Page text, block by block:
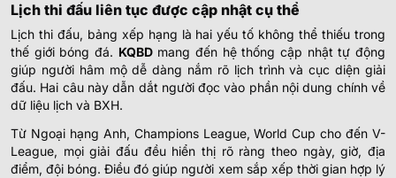
Lịch thi đấu liên tục được cập nhật cụ thể
Lịch thi đấu, bảng xếp hạng là hai yếu tố không thể thiếu trong
thế giới bóng đá. KQBDmang đến hệ thống cập nhật tự động
giúp người hâm mộ dễ dàng nắm rõ lịch trình và cục diện giải
đấu. Hai câu này dẫn dắt người đọc vào phần nội dung chính về
dữ liệu lịch và BXH.
Từ Ngoại hạng Anh, Champions League, World Cup cho đến V-
League, mọi giải đấu đều hiển thị rõ ràng theo ngày, giờ, địa
điểm, đội bóng. Điều đó giúp người xem sắp xếp thời gian hợp lý